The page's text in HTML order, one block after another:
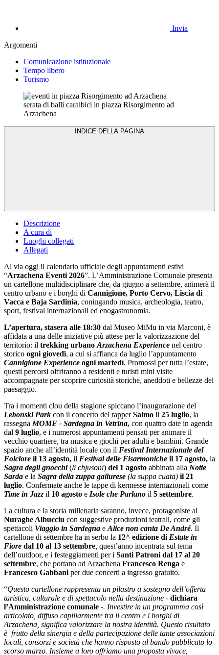
Invia
Argomenti
Comunicazione istituzionale
Tempo libero
Turismo
serata di balli caraibici in piazza Risorgimento ad
Arzachena
Descrizione
A cura di
Luoghi collegati
Allegati
Al via oggi il calendario ufficiale degli appuntamenti estivi
“Arzachena Eventi 2026”. L’Amministrazione Comunale presenta
un cartellone multidisciplinare che, da giugno a settembre, animerà il
centro urbano e i borghi di Cannigione, Porto Cervo, Liscia di
Vacca e Baja Sardinia, coniugando musica, archeologia, teatro,
sport, festival internazionali ed enogastronomia.
L’apertura, stasera alle 18:30 dal Museo MiMu in via Marconi, è
affidata a una delle iniziative più attese per la valorizzazione del
territorio: il trekking urbano Arzachena Experience nel centro
storico ogni giovedì, a cui si affianca da luglio l’appuntamento
Cannigione Experience ogni martedì. Promossi per tutta l’estate,
questi percorsi offriranno a residenti e turisti mini visite
accompagnate per scoprire curiosità storiche, aneddoti e bellezze del
paesaggio.
Tra i momenti clou della stagione spiccano l’inaugurazione del
Lebonski Park con il concerto del rapperSalmo il 25 luglio, la
rassegna MOME - Sardegna in Vetrina, con quattro date in agenda
dal 9 luglio, e i numerosi appuntamenti pensati per animare il
vecchio quartiere, tra musica e giochi per adulti e bambini. Grande
spazio anche all’identità locale con il Festival Internazionale del
Folclore il 13 agosto, il Festival delle Fisarmoniche il 17 agosto, la
Sagra degli gnocchi(li chjusoni) del 1 agosto abbinata alla Notte
Sarda e la Sagra della zuppa gallurese (la suppa cuata) il 21
luglio. Confermate anche le tappe di kermesse internazionali come
Time in Jazz il 10 agosto e Isole che Parlano il 5 settembre.
La cultura e la storia millenaria saranno, invece, protagoniste al
Nuraghe Albucciu con suggestive produzioni teatrali, come gli
spettacoli Viaggio in Sardegna e Alice non canta De André. Il
cartellone di settembre ha in serbo la 12^ edizione di Estate in
Fiore dal 10 al 13 settembre quest’anno incentrata sul tema
dell’outdoor, e i festeggiamenti per i Santi Patroni dal 17 al 20
settembre, che portano ad Arzachena Francesco Renga e
Francesco Gabbani per due concerti a ingresso gratuito.
“Questo cartellone rappresenta un pilastro a sostegno dell’offerta
turistica, culturale e di spettacolo nella destinazione - dichiara
l’Amministrazione comunale -. Investire in un programma così
articolato, diffuso capillarmente tra il centro e i borghi di
Arzachena, significa valorizzare la nostra identità. Questo risultato
è frutto della sinergia e della partecipazione delle tante associazioni
locali, consorzi e società che hanno risposto al bando pubblicato lo
scorso marzo. Insieme a loro offriamo una proposta vivace,